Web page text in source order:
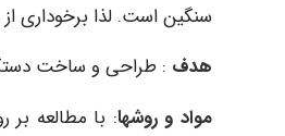
سنگین است. لذا برخوداری
هدف : طراحی و ساخت
مواد و روشها: با مطالعه